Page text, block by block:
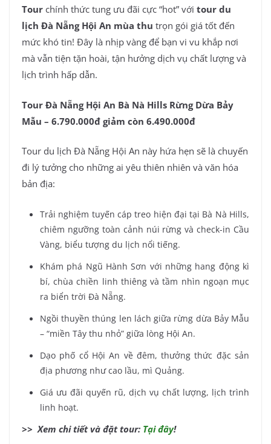
Tour chính thức tung ưu đãi cực “hot” với tour du
lịch Đà Nẵng Hội An mùa thu trọn gói giá tốt đến
mức khó tin! Đây là nhịp vàng để bạn vi vu khắp nơi
mà vẫn tiện tặn hoài, tận hưởng dịch vụ chất lượng và
lịch trình hấp dẫn.
Tour Đà Nẵng Hội An Bà Nà Hills Rừng Dừa Bảy
Mẫu – 6.790.000đ giảm còn 6.490.000đ
Tour du lịch Đà Nẵng Hội An này hứa hẹn sẽ là chuyến
đi lý tưởng cho những ai yêu thiên nhiên và văn hóa
bản địa:
Trải nghiệm tuyến cáp treo hiện đại tại Bà Nà Hills,
chiêm ngưỡng toàn cảnh núi rừng và check-in Cầu
Vàng, biểu tượng du lịch nổi tiếng.
Khám phá Ngũ Hành Sơn với những hang động kì
bí, chùa chiền linh thiêng và tầm nhìn ngoạn mục
ra biển trời Đà Nẵng.
Ngồi thuyền thúng len lách giữa rừng dừa Bảy Mẫu
– “miền Tây thu nhỏ” giữa lòng Hội An.
Dạo phố cổ Hội An về đêm, thưởng thức đặc sản
địa phương như cao lầu, mì Quảng.
Giá ưu đãi quyến rũ, dịch vụ chất lượng, lịch trình
linh hoạt.
>> Xem chi tiết và đặt tour: Tại đây!